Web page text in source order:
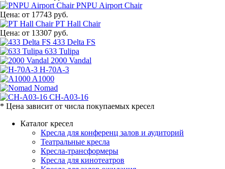
PNPU Airport Chair
Цена: от 17743 руб.
PT Hall Chair
Цена: от 13307 руб.
433 Delta FS
633 Tulipa
2000 Vandal
H-70A-3
A1000
Nomad
CH-A03-16
* Цена зависит от числа покупаемых кресел
Каталог кресел
Кресла для конференц залов и аудиторий
Театральные кресла
Кресла-трансформеры
Кресла для кинотеатров